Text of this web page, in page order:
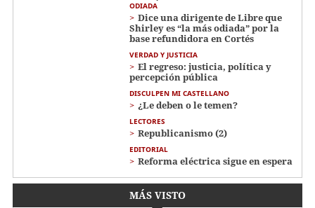
ODIADA
Dice una dirigente de Libre que
Shirley es “la más odiada” por la
base refundidora en Cortés
VERDAD Y JUSTICIA
El regreso: justicia, política y
percepción pública
DISCULPEN MI CASTELLANO
¿Le deben o le temen?
LECTORES
Republicanismo (2)
EDITORIAL
Reforma eléctrica sigue en espera
MÁS VISTO